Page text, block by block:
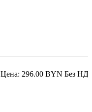
Цена: 296.00 BYN Без